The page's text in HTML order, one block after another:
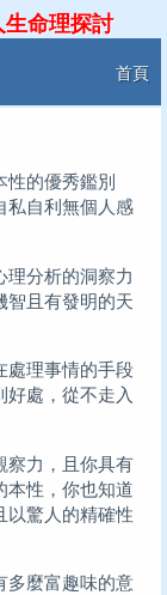
生命理探討
首頁
的優秀鑑別
私自利無個人感
分析的洞察力
智且有發明的天
理事情的手段
處，從不走入
力，且你具有
本性，你也知道
以驚人的精確性
麼富趣味的意